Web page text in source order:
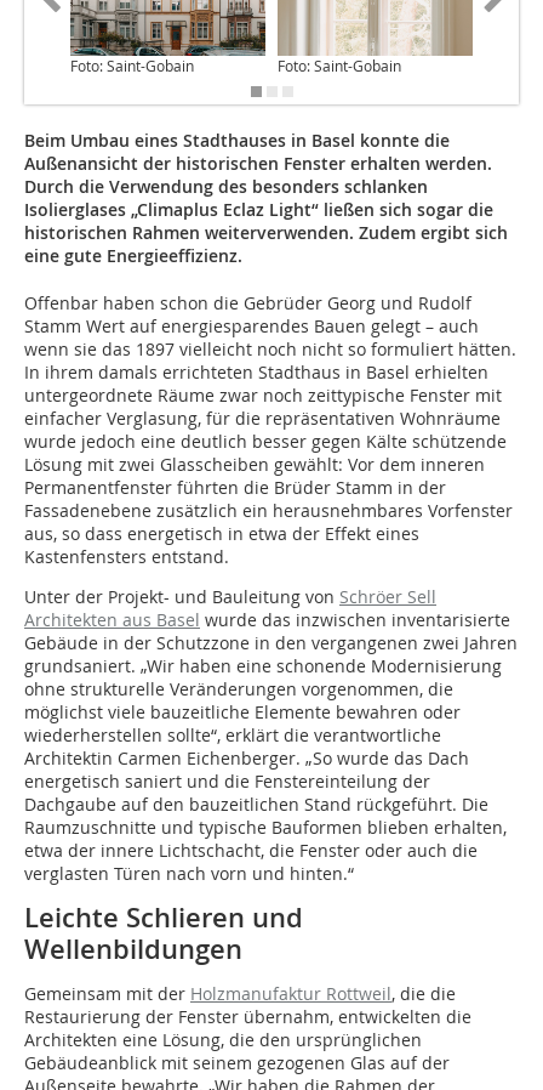
Foto: Saint-Gobain Foto: Saint-Gobain
Beim Umbau eines Stadthauses in Basel konnte die
Außenansicht der historischen Fenster erhalten werden.
Durch die Verwendung des besonders schlanken
Isolierglases „Climaplus Eclaz Light“ ließen sich sogar die
historischen Rahmen weiterverwenden. Zudem ergibt sich
eine gute Energieeffizienz.
Offenbar haben schon die Gebrüder Georg und Rudolf
Stamm Wert auf energiesparendes Bauen gelegt – auch
wenn sie das 1897 vielleicht noch nicht so formuliert hätten.
In ihrem damals errichteten Stadthaus in Basel erhielten
untergeordnete Räume zwar noch zeittypische Fenster mit
einfacher Verglasung, für die repräsentativen Wohnräume
wurde jedoch eine deutlich besser gegen Kälte schützende
Lösung mit zwei Glasscheiben gewählt: Vor dem inneren
Permanentfenster führten die Brüder Stamm in der
Fassadenebene zusätzlich ein herausnehmbares Vorfenster
aus, so dass energetisch in etwa der Effekt eines
Kastenfensters entstand.
Unter der Projekt- und Bauleitung von Schröer Sell
Architekten aus Basel wurde das inzwischen inventarisierte
Gebäude in der Schutzzone in den vergangenen zwei Jahren
grundsaniert. „Wir haben eine schonende Modernisierung
ohne strukturelle Veränderungen vorgenommen, die
möglichst viele bauzeitliche Elemente bewahren oder
wiederherstellen sollte“, erklärt die verantwortliche
Architektin Carmen Eichenberger. „So wurde das Dach
energetisch saniert und die Fenstereinteilung der
Dachgaube auf den bauzeitlichen Stand rückgeführt. Die
Raumzuschnitte und typische Bauformen blieben erhalten,
etwa der innere Lichtschacht, die Fenster oder auch die
verglasten Türen nach vorn und hinten.“
Leichte Schlieren und
Wellenbildungen
Gemeinsam mit der Holzmanufaktur Rottweil, die die
Restaurierung der Fenster übernahm, entwickelten die
Architekten eine Lösung, die den ursprünglichen
Gebäudeanblick mit seinem gezogenen Glas auf der